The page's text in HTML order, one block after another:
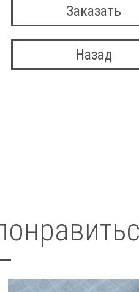
Заказать
Назад